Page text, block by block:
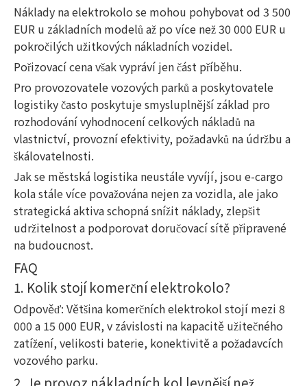
Náklady na elektrokolo se mohou pohybovat od 3 500
EUR u základních modelů až po více než 30 000 EUR u
pokročilých užitkových nákladních vozidel.
Pořizovací cena však vypráví jen část příběhu.
Pro provozovatele vozových parků a poskytovatele
logistiky často poskytuje smysluplnější základ pro
rozhodování vyhodnocení celkových nákladů na
vlastnictví, provozní efektivity, požadavků na údržbu a
škálovatelnosti.
Jak se městská logistika neustále vyvíjí, jsou e-cargo
kola stále více považována nejen za vozidla, ale jako
strategická aktiva schopná snížit náklady, zlepšit
udržitelnost a podporovat doručovací sítě připravené
na budoucnost.
FAQ
1. Kolik stojí komerční elektrokolo?
Odpověď: Většina komerčních elektrokol stojí mezi 8
000 a 15 000 EUR, v závislosti na kapacitě užitečného
zatížení, velikosti baterie, konektivitě a požadavcích
vozového parku.
2. Je provoz nákladních kol levnější než